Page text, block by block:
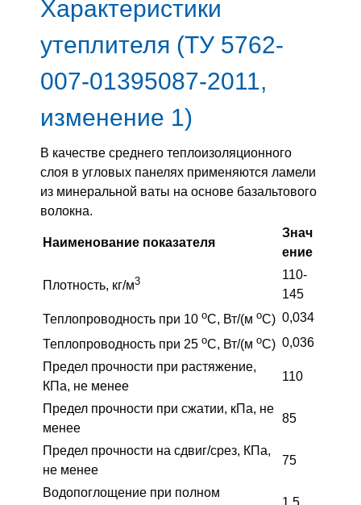
Характеристики
утеплителя (ТУ 5762-
007-01395087-2011,
изменение 1)
В качестве среднего теплоизоляционного
слоя в угловых панелях применяются ламели
из минеральной ваты на основе базальтового
волокна.
Наименование показателя
Знач
ение
Плотность, кг/м3
110-
145
Теплопроводность при 10 oС, Вт/(м oС) 0,034
Теплопроводность при 25 oС, Вт/(м oС) 0,036
Предел прочности при растяжение,
КПа, не менее
110
Предел прочности при сжатии, кПа, не
менее
85
Предел прочности на сдвиг/срез, КПа,
не менее
75
Водопоглощение при полном
1,5